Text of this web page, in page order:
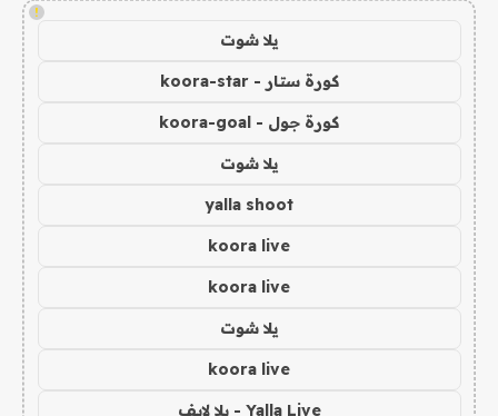
!
يلا شوت
كورة ستار - koora-star
كورة جول - koora-goal
يلا شوت
yalla shoot
koora live
koora live
يلا شوت
koora live
Yalla Live - يلا لايف